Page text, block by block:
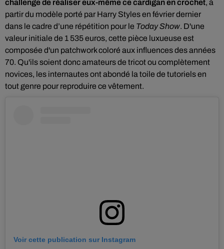
challenge de réaliser eux-même ce cardigan en crochet, à
partir du modèle porté par Harry Styles en février dernier
dans le cadre d’une répétition pour le Today Show. D'une
valeur initiale de 1 535 euros, cette pièce luxueuse est
composée d'un patchwork coloré aux influencesdes années
70. Qu'ils soient donc amateurs de tricot ou complètement
novices, les internautes ont abondé la toile de tutoriels en
tout genre pour reproduire ce vêtement.
Voir cette publication sur Instagram